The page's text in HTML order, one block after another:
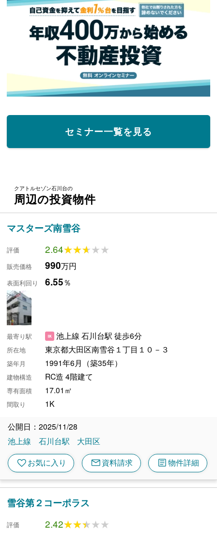
セミナー一覧を見る
クアトルセゾン石川台の
周辺の投資物件
マスターズ南雪谷
評価 2.64★★★★★
★★★★★
販売価格 990万円
表面利回り 6.55％
最寄り駅 池上線 石川台駅 徒歩6分
所在地 東京都大田区南雪谷１丁目１０－３
築年月 1991年6月（築35年）
建物構造 RC造 4階建て
専有面積 17.01㎡
間取り 1K
公開日：2025/11/28
池上線
石川台駅 大田区
favoriteお気に入り mail資料請求 article物件詳細
雪谷第２コーポラス
評価 2.42★★★★★
★★★★★